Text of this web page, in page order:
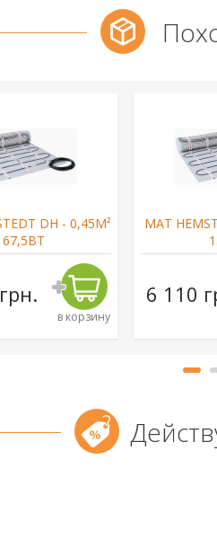
DH - 0,45М²
67,5ВТ
в корзину
МАТ
6 110